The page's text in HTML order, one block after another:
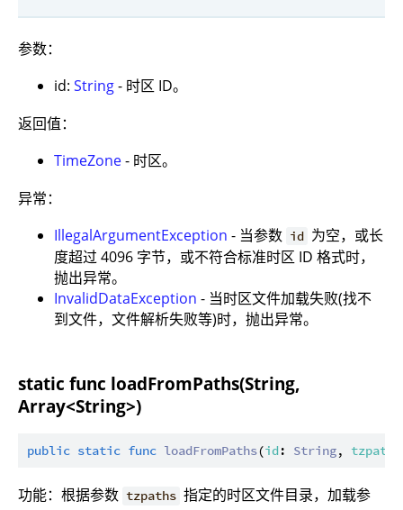
参数：
id: String- 时区 ID。
返回值：
TimeZone- 时区。
异常：
IllegalArgumentException - 当参数 id 为空，或长
度超过 4096 字节，或不符合标准时区 ID 格式时，
抛出异常。
InvalidDataException - 当时区文件加载失败(找不
到文件，文件解析失败等)时，抛出异常。
static func loadFromPaths(String,
Array<String>)
public static func loadFromPaths(id: String, tzpaths
功能：根据参数 tzpaths 指定的时区文件目录，加载参